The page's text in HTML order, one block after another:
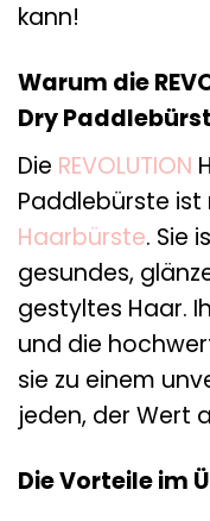
kann!
Warum die
Dry
Die REVOLUTION
Paddlebürste ist
Haarbürste. Sie
gesundes,
gestyltes Haar.
und die
sie zu einem
jeden, der Wert
Die Vorteile im